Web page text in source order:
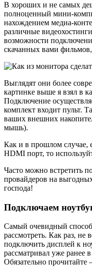
В хороших и не самых
полноценный мини-
нахождением медиа-
различные
возможности
скачанных вами
Выглядят они более
картинке выше я взял в
Подключение
комплект входит пульт.
ваших внешних
мышь).
Как и в прошлом случае,
HDMI порт, то
Часто можно встретить
провайдеров на
господа!
Подключаем
Самый очевидный
рассмотреть. Как раз, не
подключить дисплей к
рассматривал уже ранее
Обязательно прочитайте